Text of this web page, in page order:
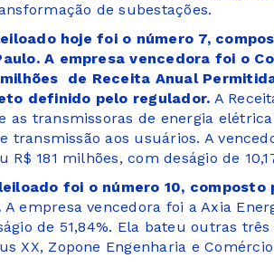
de subestações.
hoje foi o número 7,
A empresa vencedora foi o
de Receita Anual
definido pelo regulador. A
as transmissoras de energia
transmissão aos usuários. A
R$ 181 milhões, com deságio de
foi o número 10, composto
A empresa vencedora foi a Axia
de 51,84%. Ela bateu outras
XX, Zopone Engenharia e